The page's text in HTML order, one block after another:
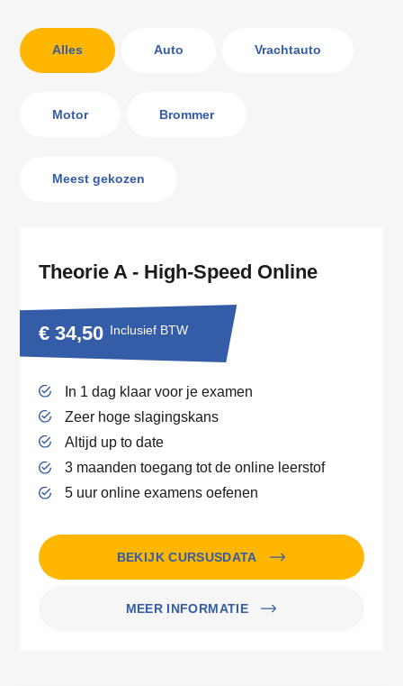
Alles Auto Vrachtauto
Motor Brommer
Meest gekozen
Theorie A - High-Speed Online
€ 34,50 Inclusief BTW
In 1 dag klaar voor je examen
Zeer hoge slagingskans
Altijd up to date
3 maanden toegang tot de online leerstof
5 uur online examens oefenen
BEKIJK CURSUSDATA
MEER INFORMATIE